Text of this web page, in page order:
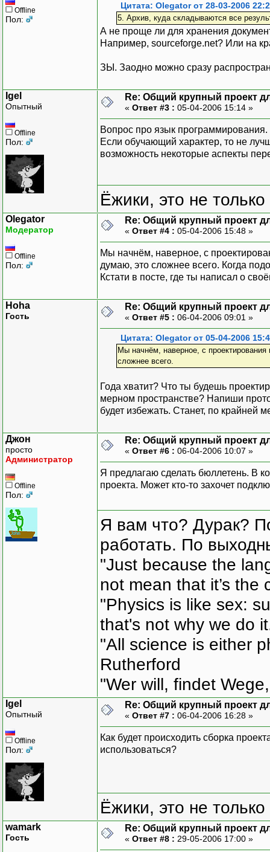
Offline
Пол:
Цитата: Olegator от 28-03-2006
5. Архив, куда складываются все
А не проще ли для хранения
Например, sourceforge.net? Или на
ЗЫ. Заодно можно сразу
Igel
Опытный
Offline
Пол:
Re: Общий крупный проект
« Ответ #3 : 05-04-2006 15:14 »
Вопрос про язык программирования.
Если обучающий характер, то не
возможность некоторые аспекты
Ёжики, это не
Olegator
Модератор
Offline
Пол:
Re: Общий крупный проект
« Ответ #4 : 05-04-2006 15:48 »
Мы начнём, наверное, с
думаю, это сложнее всего. Когда
Кстати в посте, где ты написал о
Hoha
Гость
Re: Общий крупный проект
« Ответ #5 : 06-04-2006 09:01 »
Цитата: Olegator от 05-04-2006
Мы начнём, наверное, с
сложнее всего.
Года хватит? Что ты будешь
мерном пространстве? Напиши
будет избежать. Станет, по крайней
Джон
просто
Администратор
Offline
Пол:
Re: Общий крупный проект
« Ответ #6 : 06-04-2006 10:07 »
Я предлагаю сделать бюллетень. В
проекта. Может кто-то захочет
Я вам что? Дурак?
работать. По
"Just because the
not mean that it’s the
"Physics is like sex:
that's not why we do
"All science is either
Rutherford
"Wer will, findet
Igel
Опытный
Offline
Пол:
Re: Общий крупный проект
« Ответ #7 : 06-04-2006 16:28 »
Как будет происходить сборка
использоваться?
Ёжики, это не
wamark
Гость
Re: Общий крупный проект
« Ответ #8 : 29-05-2006 17:00 »